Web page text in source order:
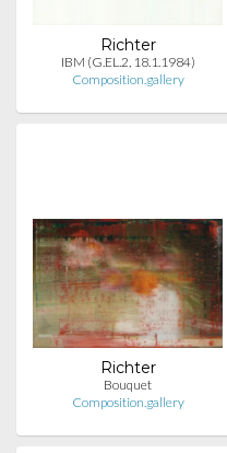
Richter
IBM (G.EL.2, 18.1.1984)
Composition.gallery
Richter
Bouquet
Composition.gallery